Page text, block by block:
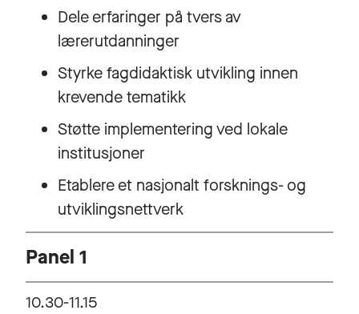
Dele erfaringer på tvers av
lærerutdanninger
Styrke fagdidaktisk utvikling innen
krevende tematikk
Støtte implementering ved lokale
institusjoner
Etablere et nasjonalt forsknings- og
utviklingsnettverk
Panel 1
10.30-11.15